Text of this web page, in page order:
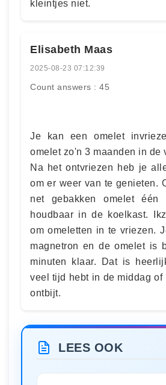
kleintjes niet.
Elisabeth Maas
2025-08-23 07:12:39
Count answers : 45
Je kan een omelet
omelet zo'n 3 maanden in de
Na het ontvriezen heb je
om er weer van te genieten.
net gebakken omelet één
houdbaar in de koelkast.
om omeletten in te vriezen.
magnetron en de omelet is
minuten klaar. Dat is
veel tijd hebt in de middag of
ontbijt.
LEES OOK